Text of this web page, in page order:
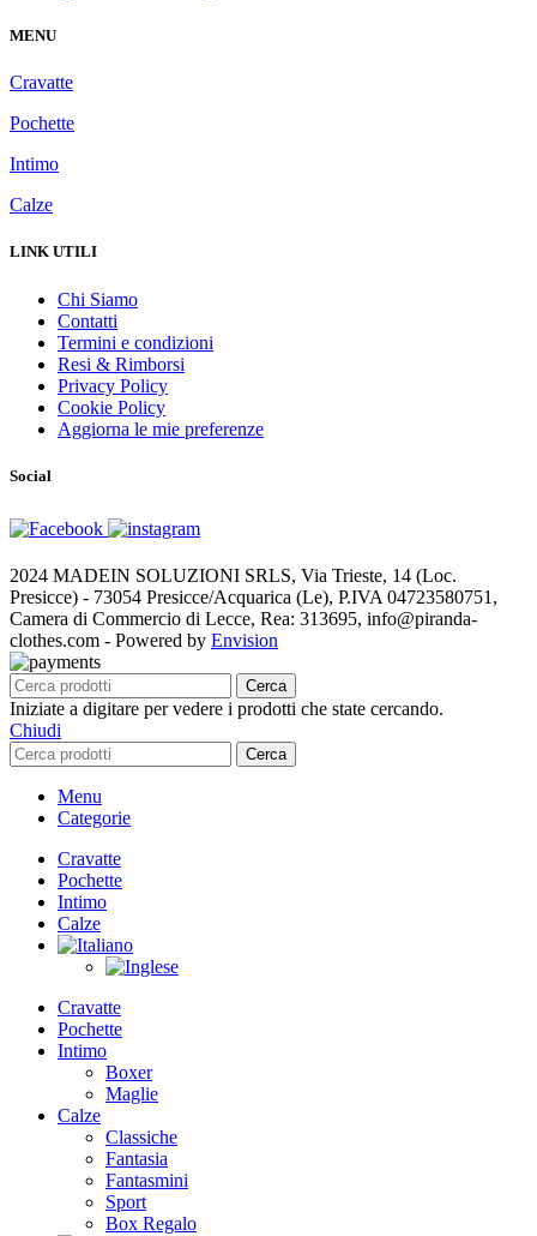
MENU
Cravatte
Pochette
Intimo
Calze
LINK UTILI
Chi Siamo
Contatti
Termini e condizioni
Resi & Rimborsi
Privacy Policy
Cookie Policy
Aggiorna le mie preferenze
Social
2024 MADEIN SOLUZIONI SRLS, Via Trieste, 14 (Loc.
Presicce) - 73054 Presicce/Acquarica (Le), P.IVA 04723580751,
Camera di Commercio di Lecce, Rea: 313695, info@piranda-
clothes.com - Powered by Envision
Cerca
Iniziate a digitare per vedere i prodotti che state cercando.
Chiudi
Cerca
Menu
Categorie
Cravatte
Pochette
Intimo
Calze
Cravatte
Pochette
Intimo
Boxer
Maglie
Calze
Classiche
Fantasia
Fantasmini
Sport
Box Regalo